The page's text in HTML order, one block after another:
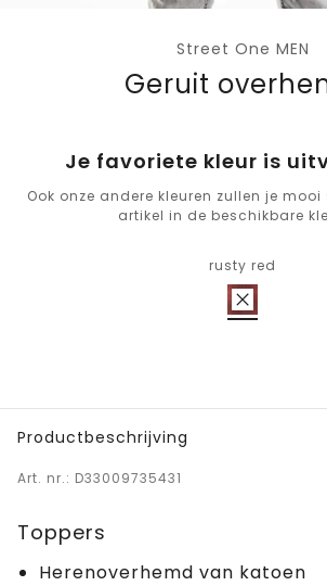
Street One MEN
Geruit
Je favoriete kleur is
Ook onze andere kleuren zullen je
artikel in de beschikbare
rusty red
Productbeschrijving
Art. nr.: D33009735431
Toppers
Herenoverhemd van katoen